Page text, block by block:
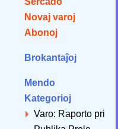
Novaj varoj
Abonoj
Brokantaĵoj
Mendo
Kategorioj
Varo: Raporto pri